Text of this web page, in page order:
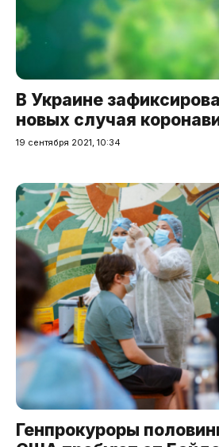
В Украине
новых случая
19 сентября 2021, 10:34
Генпрокуроры